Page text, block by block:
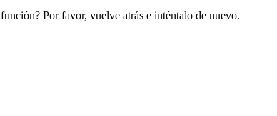
Por favor, vuelve atrás e inténtalo de nuevo.